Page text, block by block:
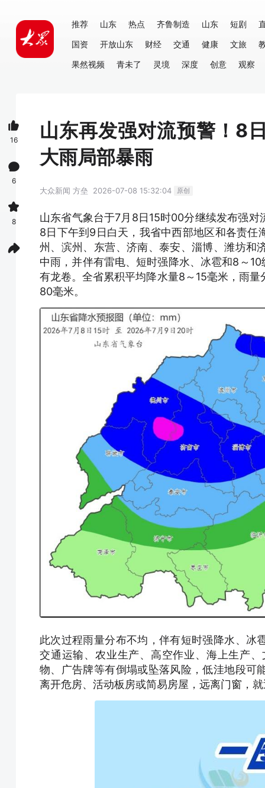
推荐 山东 热点 齐鲁制造 山东 短剧
国资
开放山东 财经 交通 健康 文旅
果然视频
青未了 灵境 深度 创意 观察
山东再发强对流预警！8
大雨局部暴雨
大众新闻 方垒 2026-07-08 15:32:04 原创
山东省气象台于7月8日15时00分继续发布强
8日下午到9日白天，我省中西部地区和各责
州、滨州、东营、济南、泰安、淄博、潍坊和
中雨，并伴有雷电、短时强降水、冰雹和8～
有龙卷。全省累积平均降水量8～15毫米，雨
80毫米。
此次过程雨量分布不均，伴有短时强降水、冰
交通运输、农业生产、高空作业、海上生产
物、广告牌等有倒塌或坠落风险，低洼地段可
离开危房、活动板房或简易房屋，远离门窗，
16
6
8